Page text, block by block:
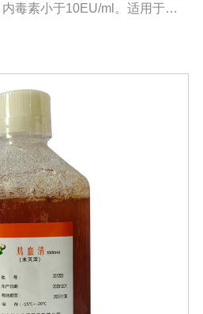
毒素小于10EU/ml。适用于多
：500ml/瓶保
年注意事项：解冻：采用逐
室温），可减少沉淀的产生使